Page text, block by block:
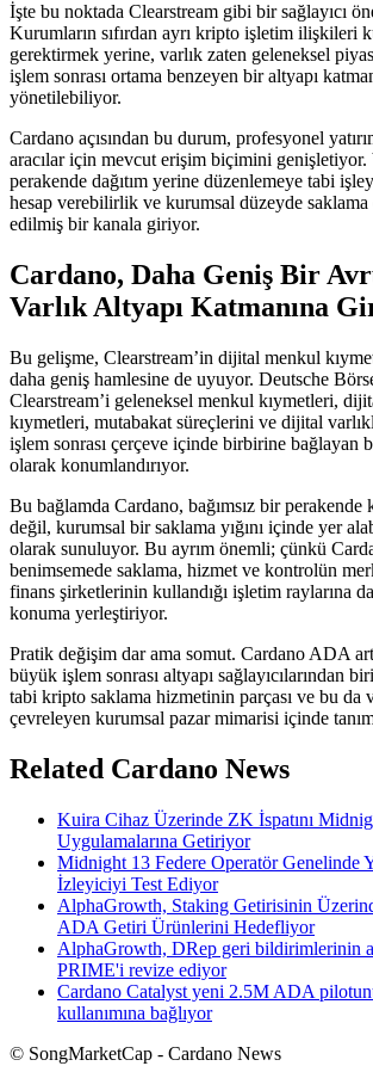
İşte bu noktada Clearstream gibi bir sağlayıcı
Kurumların sıfırdan ayrı kripto işletim ilişkileri
gerektirmek yerine, varlık zaten geleneksel
işlem sonrası ortama benzeyen bir altyapı
yönetilebiliyor.
Cardano açısından bu durum, profesyonel
aracılar için mevcut erişim biçimini genişletiyor.
perakende dağıtım yerine düzenlemeye tabi
hesap verebilirlik ve kurumsal düzeyde saklama
edilmiş bir kanala giriyor.
Cardano, Daha Geniş Bir
Varlık Altyapı Katmanına
Bu gelişme, Clearstream’in dijital menkul
daha geniş hamlesine de uyuyor. Deutsche
Clearstream’i geleneksel menkul kıymetleri,
kıymetleri, mutabakat süreçlerini ve dijital
işlem sonrası çerçeve içinde birbirine bağlayan
olarak konumlandırıyor.
Bu bağlamda Cardano, bağımsız bir
değil, kurumsal bir saklama yığını içinde yer
olarak sunuluyor. Bu ayrım önemli; çünkü
benimsemede saklama, hizmet ve kontrolün
finans şirketlerinin kullandığı işletim raylarına
konuma yerleştiriyor.
Pratik değişim dar ama somut. Cardano ADA
büyük işlem sonrası altyapı sağlayıcılarından
tabi kripto saklama hizmetinin parçası ve bu da
çevreleyen kurumsal pazar mimarisi içinde
Related Cardano News
Kuira Cihaz Üzerinde ZK İspatını
Uygulamalarına Getiriyor
Midnight 13 Federe Operatör Genelinde
İzleyiciyi Test Ediyor
AlphaGrowth, Staking Getirisinin
ADA Getiri Ürünlerini Hedefliyor
AlphaGrowth, DRep geri bildirimlerinin
PRIME'i revize ediyor
Cardano Catalyst yeni 2.5M ADA
kullanımına bağlıyor
© SongMarketCap - Cardano News